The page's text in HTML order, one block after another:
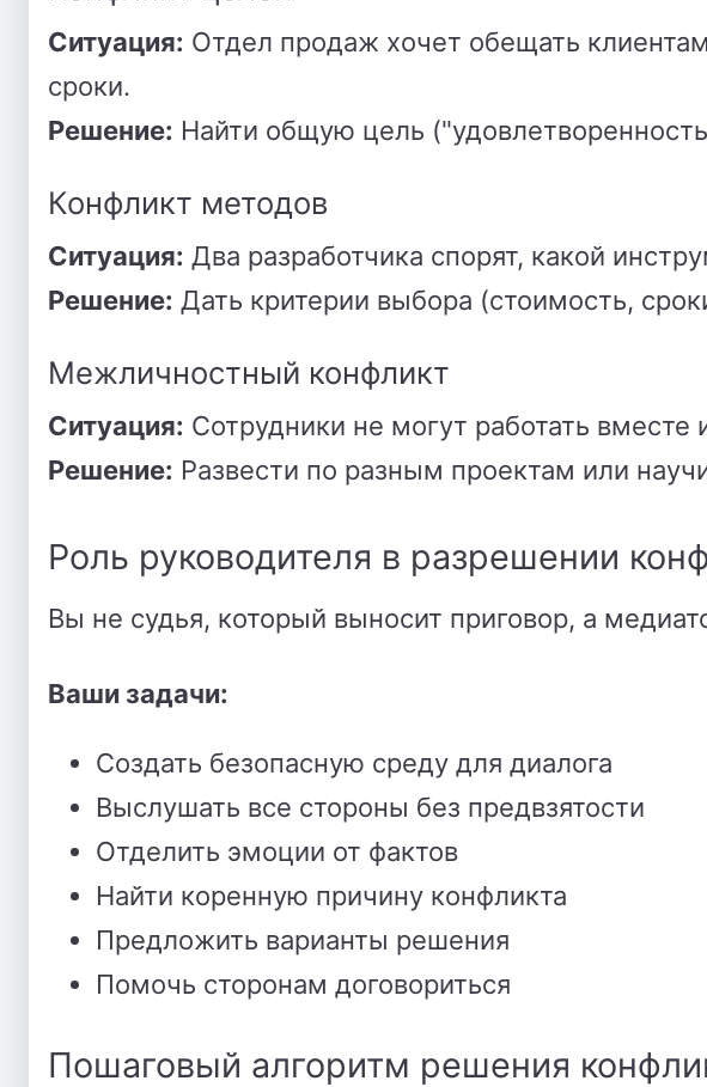
Ситуация: Отдел продаж хочет обещать
сроки.
Решение: Найти общую цель
Конфликт методов
Ситуация: Два разработчика спорят, какой
Решение: Дать критерии выбора (стоимость,
Межличностный конфликт
Ситуация: Сотрудники не могут работать вместе
Решение: Развести по разным проектам или
Роль руководителя в разрешении
Вы не судья, который выносит приговор, а
Ваши задачи:
Создать безопасную среду для диалога
Выслушать все стороны без предвзятости
Отделить эмоции от фактов
Найти коренную причину конфликта
Предложить варианты решения
Помочь сторонам договориться
Пошаговый алгоритм решения